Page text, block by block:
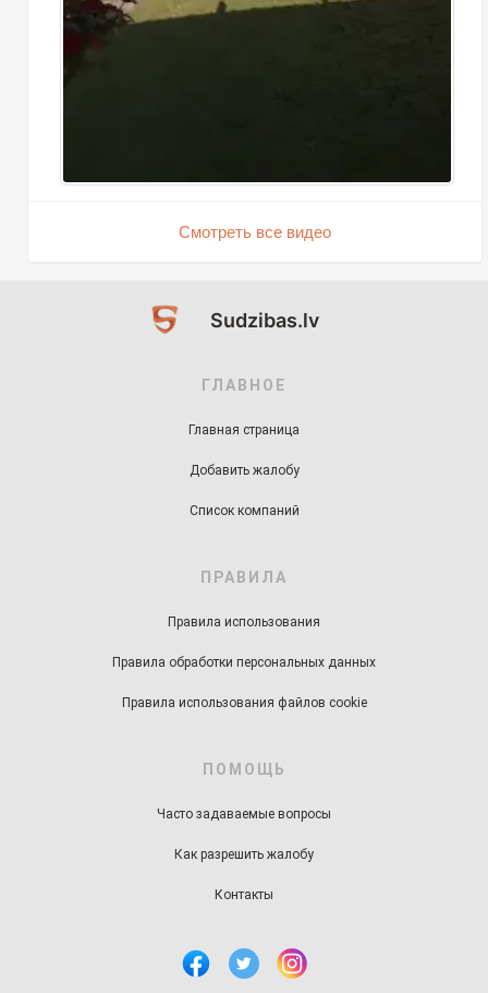
Смотреть все видео
Sudzibas.lv
ГЛАВНОЕ
Главная страница
Добавить жалобу
Список компаний
ПРАВИЛА
Правила использования
Правила обработки персональных данных
Правила использования файлов cookie
ПОМОЩЬ
Часто задаваемые вопросы
Как разрешить жалобу
Контакты